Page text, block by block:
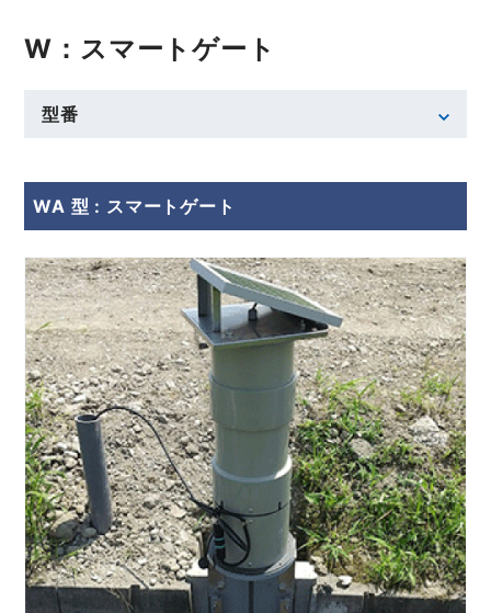
W：スマートゲート
型番
WA 型 : スマートゲート